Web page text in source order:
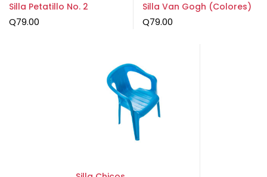
Silla Petatillo No. 2
Q79.00
Silla Van Gogh (Colores)
Q79.00